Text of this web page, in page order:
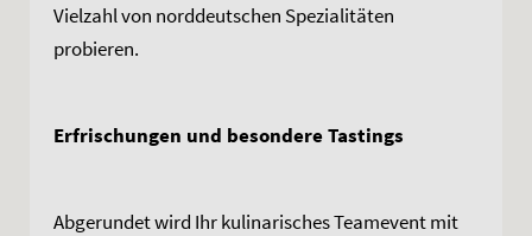
Vielzahl von norddeutschen Spezialitäten
probieren.
Erfrischungen und besondere Tastings
Abgerundet wird Ihr kulinarisches Teamevent mit